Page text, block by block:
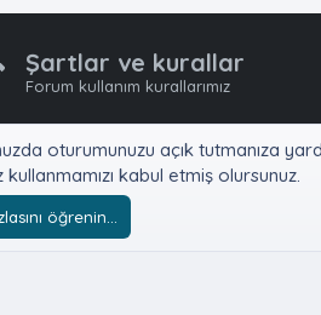
Şartlar ve kurallar
Forum kullanım kurallarımız
oturumunuzu açık tutmanıza
kabul etmiş olursunuz.
öğrenin…